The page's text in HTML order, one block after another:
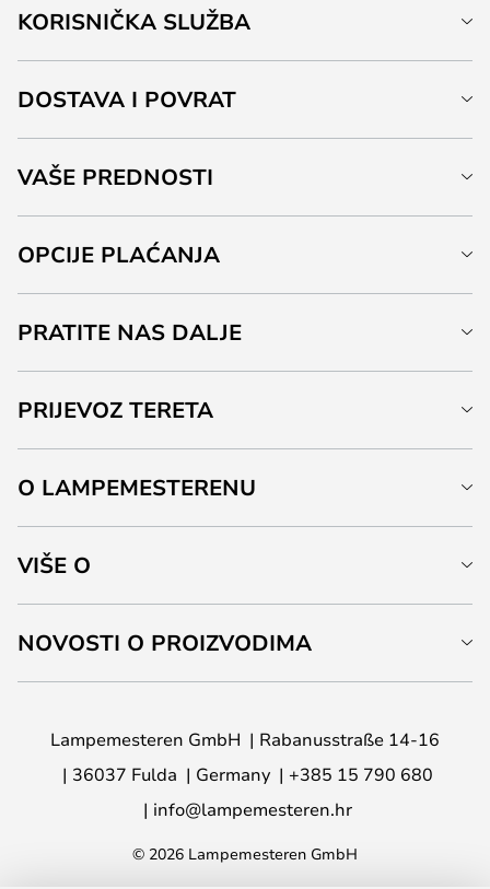
KORISNIČKA SLUŽBA
DOSTAVA I POVRAT
VAŠE PREDNOSTI
OPCIJE PLAĆANJA
PRATITE NAS DALJE
PRIJEVOZ TERETA
O LAMPEMESTERENU
VIŠE O
NOVOSTI O PROIZVODIMA
Lampemesteren GmbH
Rabanusstraße 14-16
36037 Fulda
Germany
+385 15 790 680
info@lampemesteren.hr
© 2026 Lampemesteren GmbH